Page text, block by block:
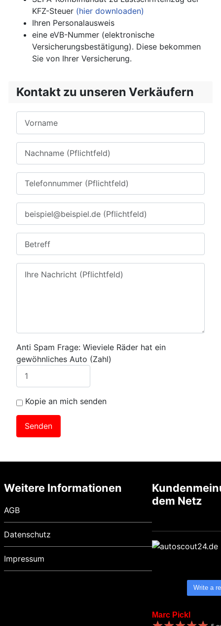
KFZ-Steuer (hier downloaden)
Ihren Personalausweis
eine eVB-Nummer (elektronische
Versicherungsbestätigung). Diese bekommen
Sie von Ihrer Versicherung.
Kontakt zu unseren Verkäufern
Anti Spam Frage: Wieviele Räder hat ein
gewöhnliches Auto (Zahl)
Kopie an mich senden
Weitere Informationen
AGB
Datenschutz
Impressum
dem Netz
Write a
Marc Pickl